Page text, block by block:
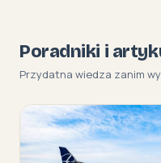
Poradniki i
Przydatna wiedza zanim